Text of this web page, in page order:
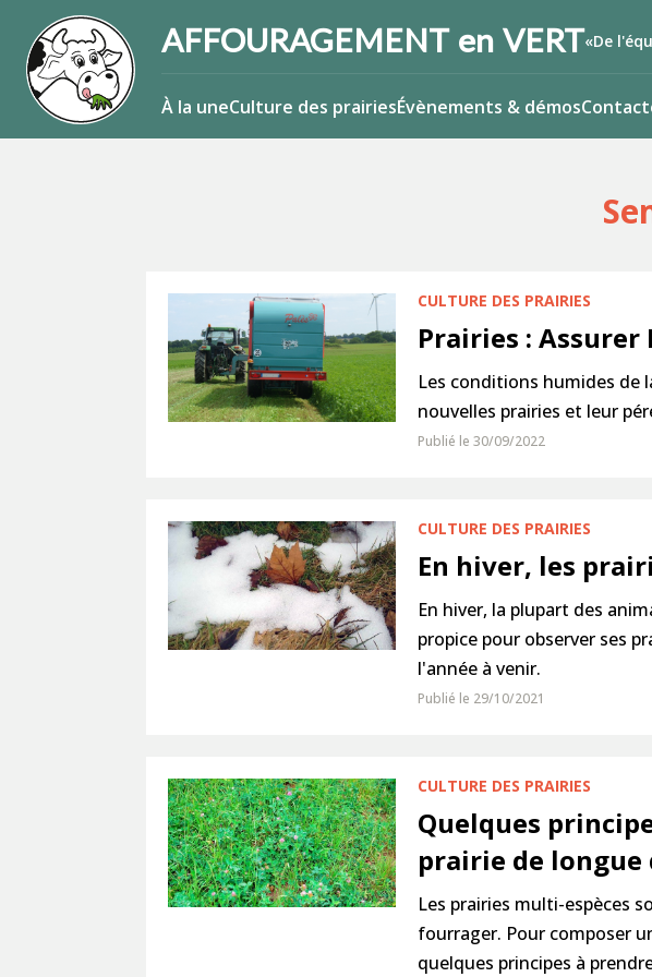
AFFOURAGEMENT en VERT«De
À la uneCulture des prairiesÉvènements & démos
CULTURE DES PRAIRIES
Prairies : Assurer
Les conditions humides
nouvelles prairies et leur
Publié le 30/09/2022
CULTURE DES PRAIRIES
En hiver, les
En hiver, la plupart des
propice pour observer ses
l'année à venir.
Publié le 29/10/2021
CULTURE DES PRAIRIES
Quelques
prairie de longue
Les prairies multi-espèces
fourrager. Pour composer
quelques principes à